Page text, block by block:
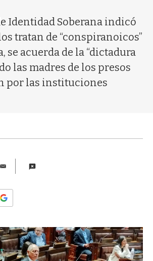
Identidad Soberana indicó
tratan de “conspiranoicos”
se acuerda de la “dictadura
las madres de los presos
por las instituciones
E
i
l